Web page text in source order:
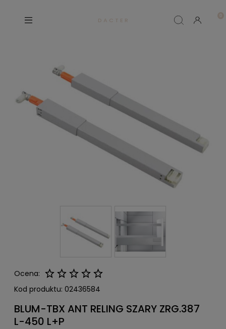
D A C T E R
Ocena:
Kod produktu: 02436584
BLUM-TBX ANT RELING SZARY ZRG.387
L-450 L+P